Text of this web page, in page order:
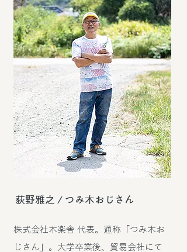
荻野雅之 / つみ木おじさん
株式会社木楽舎 代表。通称「つみ木お
じさん」。大学卒業後、貿易会社にて